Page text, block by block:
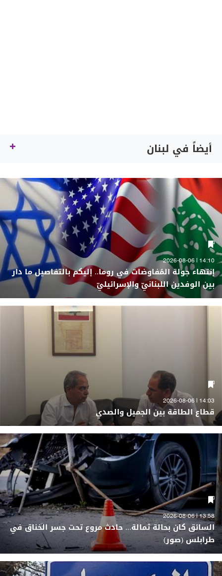
أيضاً في لبنان
14:10 | 2026-08-06
إنتهاء جولة المُفاوضات في روما.. إليكم بالتفاصيل ما دار
بين الوفدين اللبنانيّ والإسرائيليّ
14:03 | 2026-08-06
قطاع الطاقة بين الجميل والصدي
13:58 | 2026-08-06
السائق كان بحالة ثمالة... حادث مروع تحت جسر الخناق في
طرابلس (صور)